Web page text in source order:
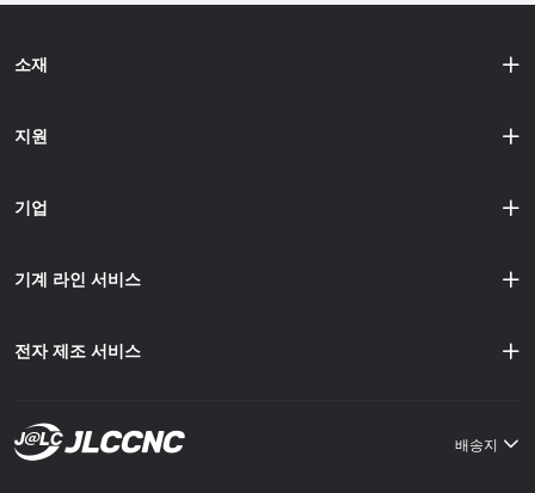
소재
지원
기업
기계 라인 서비스
전자 제조 서비스
배송지